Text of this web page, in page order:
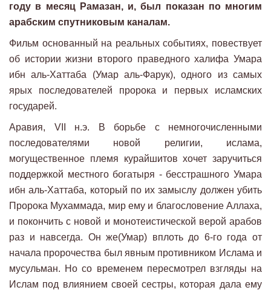
году в месяц Рамазан, и, был показан по многим
арабским спутниковым каналам.
Фильм основанный на реальных событиях, повествует
об истории жизни второго праведного халифа Умара
ибн аль-Хаттаба (Умар аль-Фарук), одного из самых
ярых последователей пророка и первых исламских
государей.
Аравия, VII н.э. В борьбе с немногочисленными
последователями новой религии, ислама,
могущественное племя курайшитов хочет заручиться
поддержкой местного богатыря - бесстрашного Умара
ибн аль-Хаттаба, который по их замыслу должен убить
Пророка Мухаммада, мир ему и благословение Аллаха,
и покончить с новой и монотеистической верой арабов
раз и навсегда. Он же(Умар) вплоть до 6-го года от
начала пророчества был явным противником Ислама и
мусульман. Но со временем пересмотрел взгляды на
Ислам под влиянием своей сестры, которая дала ему